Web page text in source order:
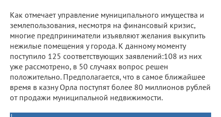
Как отмечает управление муниципального имущества и
землепользования, несмотря на финансовый кризис,
многие предприниматели изъявляют желания выкупить
нежилые помещения у города. К данному моменту
поступило 125 соответствующих заявлений:108 из них
уже рассмотрено, в 50 случаях вопрос решен
положительно. Предполагается, что в самое ближайшее
время в казну Орла поступят более 80 миллионов рублей
от продажи муниципальной недвижимости.